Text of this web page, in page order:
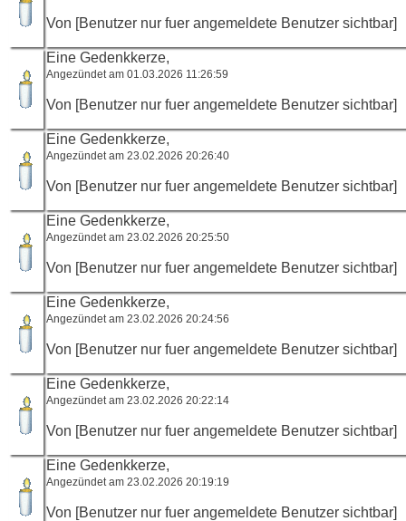
Von [Benutzer nur fuer angemeldete Benutzer sichtbar]
Eine Gedenkkerze,
Angezündet am 01.03.2026 11:26:59
Von [Benutzer nur fuer angemeldete Benutzer sichtbar]
Eine Gedenkkerze,
Angezündet am 23.02.2026 20:26:40
Von [Benutzer nur fuer angemeldete Benutzer sichtbar]
Eine Gedenkkerze,
Angezündet am 23.02.2026 20:25:50
Von [Benutzer nur fuer angemeldete Benutzer sichtbar]
Eine Gedenkkerze,
Angezündet am 23.02.2026 20:24:56
Von [Benutzer nur fuer angemeldete Benutzer sichtbar]
Eine Gedenkkerze,
Angezündet am 23.02.2026 20:22:14
Von [Benutzer nur fuer angemeldete Benutzer sichtbar]
Eine Gedenkkerze,
Angezündet am 23.02.2026 20:19:19
Von [Benutzer nur fuer angemeldete Benutzer sichtbar]